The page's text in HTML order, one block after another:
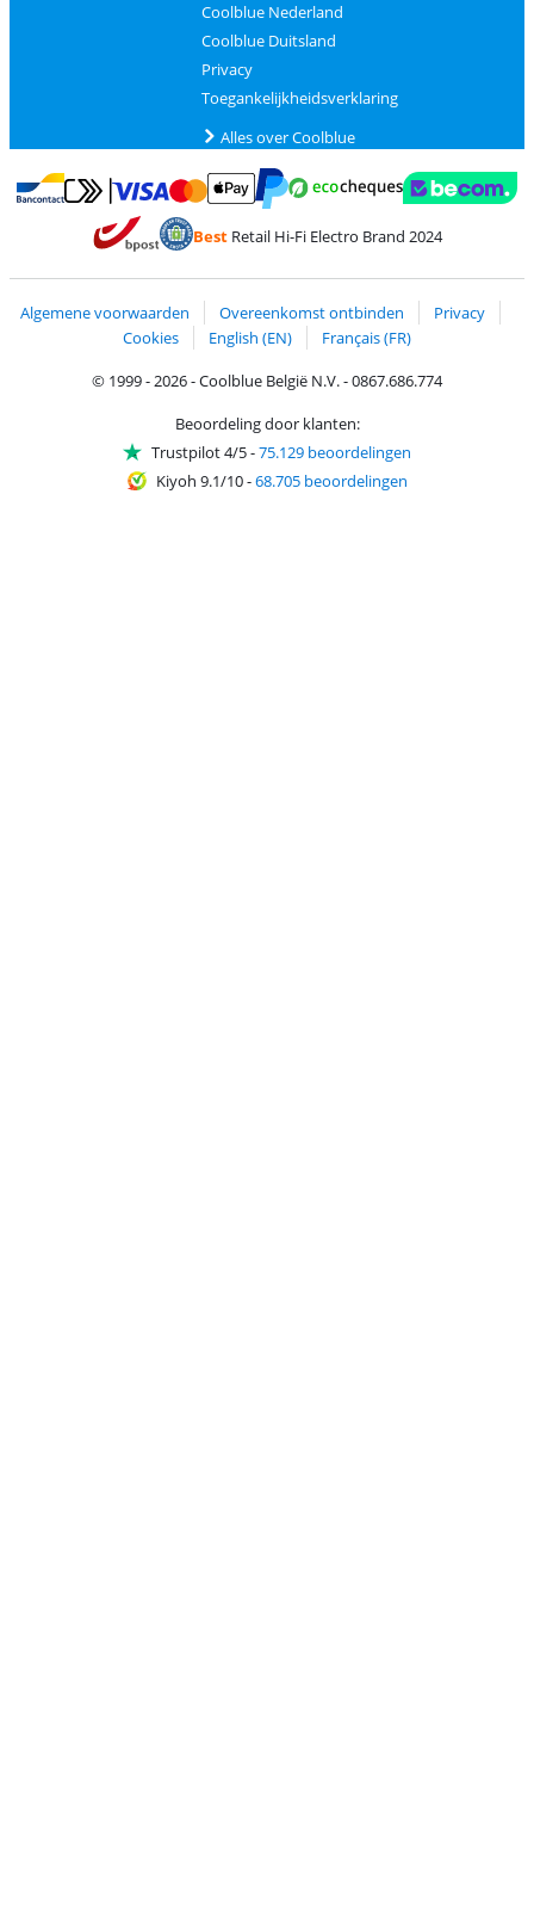
Coolblue Nederland
Coolblue Duitsland
Privacy
Toegankelijkheidsverklaring
Alles over Coolblue
Betalen met Bancontact
Betalen met MasterCard en Visa via ClickToPay
Betalen met PayPal
BestRetail Hi-Fi Electro Brand 2024
Algemene voorwaarden Overeenkomst ontbinden
Privacy
Cookies
English (EN)
Français (FR)
© 1999 - 2026 - Coolblue België N.V. - 0867.686.774
Beoordeling door klanten:
Trustpilot 4/5-75.129 beoordelingen
Kiyoh 9.1/10-68.705 beoordelingen